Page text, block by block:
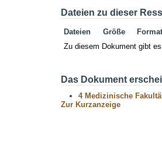
Dateien zu dieser
Dateien Größe
Format
Zu diesem Dokument gibt
Das Dokument
4 Medizinische
Zur Kurzanzeige